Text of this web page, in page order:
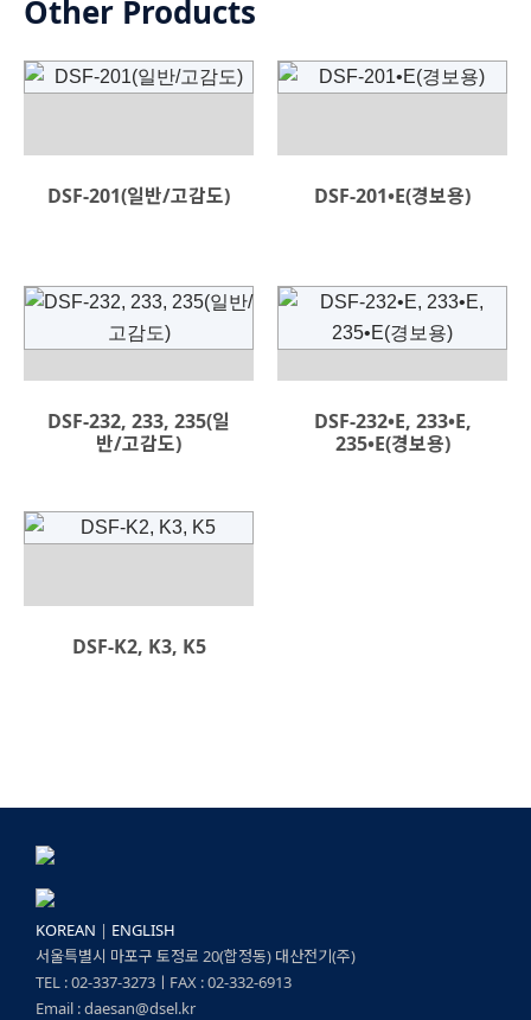
Other Products
DSF-201(일반/고감도) DSF-201•E(경보용)
DSF-232, 233, 235(일
반/고감도)
DSF-232•E, 233•E,
235•E(경보용)
DSF-K2, K3, K5
A3-자동 수위 조절기
DSF-232•E, 233•E,
235•E(경보용)
KOREAN | ENGLISH
서울특별시 마포구 토정로 20(합정동) 대산전기(주)
TEL : 02-337-3273ㅣFAX : 02-332-6913
Email : daesan@dsel.kr